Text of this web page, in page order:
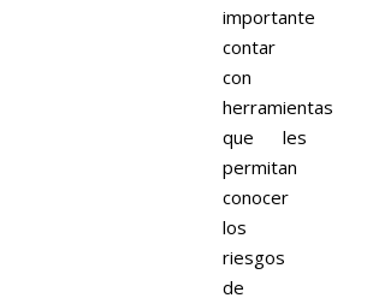
importante
contar
con
herramientas
que les
permitan
conocer
los
riesgos
de